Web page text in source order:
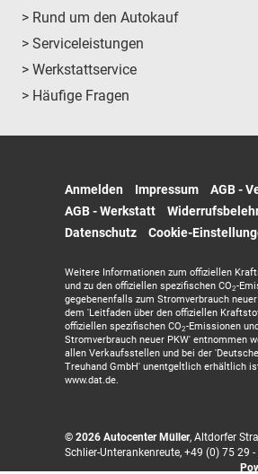
> Rund um den Autokauf
> Serviceleistungen
> Werkstattservice
> Häufige Fragen
Anmelden Impressum
AGB -
AGB - Werkstatt
Datenschutz
Cookie-
Weitere Informationen zum offiziellen
und zu den offiziellen spezifischen CO2-
gegebenenfalls zum Stromverbrauch
dem 'Leitfaden über den offiziellen
offiziellen spezifischen CO2-Emissionen
Stromverbrauch neuer PKW' entnommen
allen Verkaufsstellen und bei der
Treuhand GmbH' unentgeltlich erhältlich
www.dat.de.
© 2026 Autocenter Müller, Altdorfer
Schlier-Unterankenreute, +49 (0) 75 29 -